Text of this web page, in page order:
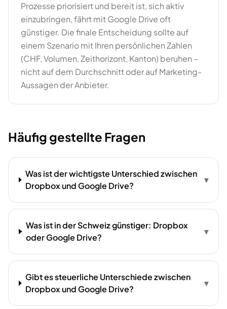
Prozesse priorisiert und bereit ist, sich aktiv
einzubringen, fährt mit Google Drive oft
günstiger. Die finale Entscheidung sollte auf
einem Szenario mit Ihren persönlichen Zahlen
(CHF, Volumen, Zeithorizont, Kanton) beruhen –
nicht auf dem Durchschnitt oder auf Marketing-
Aussagen der Anbieter.
Häufig gestellte Fragen
Was ist der wichtigste Unterschied zwischen
Dropbox und Google Drive?
▾
Was ist in der Schweiz günstiger: Dropbox
oder Google Drive?
▾
Gibt es steuerliche Unterschiede zwischen
Dropbox und Google Drive?
▾